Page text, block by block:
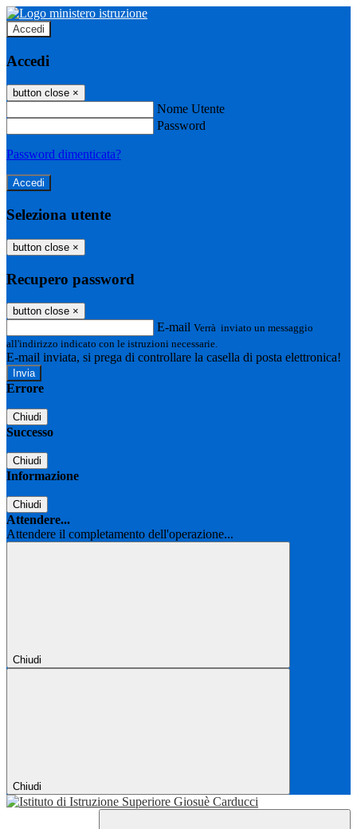
Accedi
Accedi
button close ×
Nome Utente
Password
Password dimenticata?
Seleziona utente
button close ×
Recupero password
button close ×
E-mail Verrà inviato un messaggio
all'indirizzo indicato con le istruzioni necessarie.
E-mail inviata, si prega di controllare la casella di posta elettronica!
Errore
Chiudi
Successo
Chiudi
Informazione
Chiudi
Attendere...
Attendere il completamento dell'operazione...
Chiudi
Chiudi